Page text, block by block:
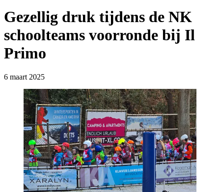
Gezellig druk tijdens de NK
schoolteams voorronde bij Il
Primo
6 maart 2025